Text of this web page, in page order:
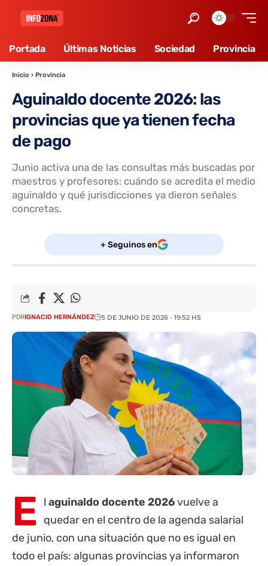
Portada Últimas Noticias Sociedad Provincia
Inicio › Provincia
Aguinaldo docente 2026: las
provincias que ya tienen fecha
de pago
Junio activa una de las consultas más buscadas por
maestros y profesores: cuándo se acredita el medio
aguinaldo y qué jurisdicciones ya dieron señales
concretas.
+ Seguinos en
PORIGNACIO HERNÁNDEZ 5 DE JUNIO DE 2026 - 19:52 HS
E l aguinaldo docente 2026vuelve a
quedar en el centro de la agenda salarial
de junio, con una situación que no es igual en
todo el país: algunas provincias ya informaron